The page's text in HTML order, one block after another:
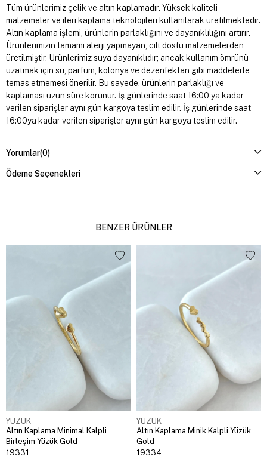
Tüm ürünlerimiz çelik ve altın kaplamadır. Yüksek kaliteli
malzemeler ve ileri kaplama teknolojileri kullanılarak üretilmektedir.
Altın kaplama işlemi, ürünlerin parlaklığını ve dayanıklılığını artırır.
Ürünlerimizin tamamı alerji yapmayan, cilt dostu malzemelerden
üretilmiştir. Ürünlerimiz suya dayanıklıdır; ancak kullanım ömrünü
uzatmak için su, parfüm, kolonya ve dezenfektan gibi maddelerle
temas etmemesi önerilir. Bu sayede, ürünlerin parlaklığı ve
kaplaması uzun süre korunur. İş günlerinde saat 16:00 ya kadar
verilen siparişler aynı gün kargoya teslim edilir. İş günlerinde saat
16:00ya kadar verilen siparişler aynı gün kargoya teslim edilir.
Yorumlar(0)
Ödeme Seçenekleri
BENZER ÜRÜNLER
YÜZÜK
Altın Kaplama Minimal Kalpli
Birleşim Yüzük Gold
19331
YÜZÜK
Altın Kaplama Minik Kalpli Yüzük
Gold
19334